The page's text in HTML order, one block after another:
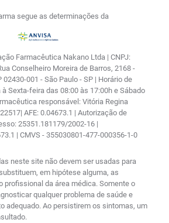
segue as determinações da
Farmacêutica Nakano Ltda | CNPJ:
Conselheiro Moreira de Barros, 2168 -
02430-001 - São Paulo - SP | Horário de
Sexta-feira das 08:00 às 17:00h e Sábado
responsável: Vitória Regina
AFE: 0.04673.1 | Autorização de
25351.181179/2002-16 |
| CMVS - 355030801-477-000356-1-0
neste site não devem ser usadas para
em hipótese alguma, as
profissional da área médica. Somente o
qualquer problema de saúde e
adequado. Ao persistirem os sintomas, um